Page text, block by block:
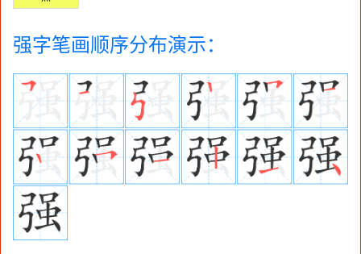
强字笔画顺序分布演示：